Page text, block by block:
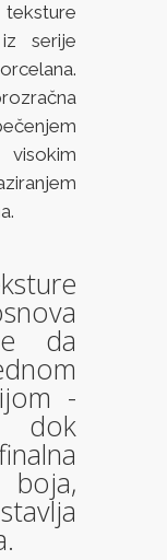
serije
da
-